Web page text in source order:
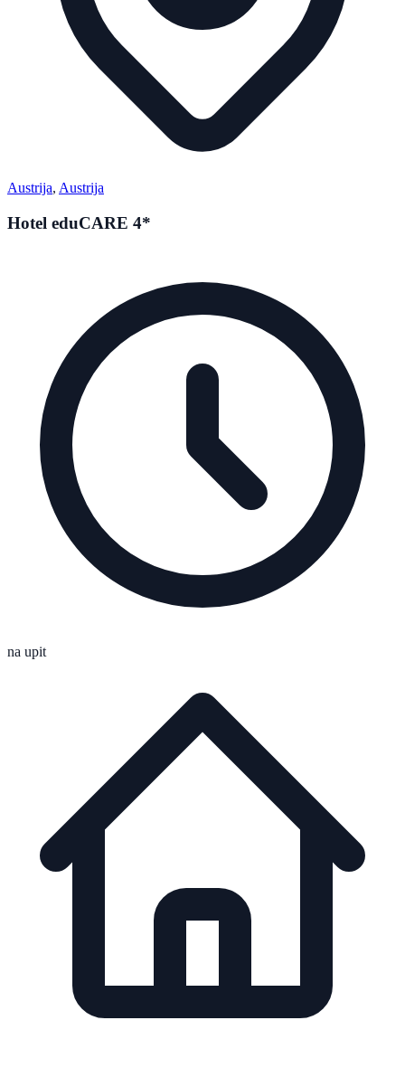
Austrija, Austrija
Hotel eduCARE 4*
na upit